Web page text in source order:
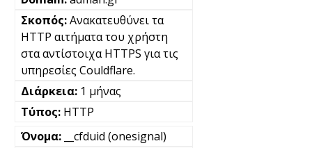
Ανακατευθύνει τα
HTTP αιτήματα του χρήστη
στα αντίστοιχα HTTPS για τις
υπηρεσίες Couldflare.
1 μήνας
HTTP
__cfduid (onesignal)